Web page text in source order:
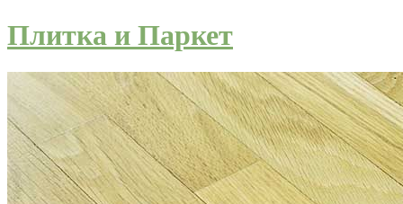
Плитка и Паркет